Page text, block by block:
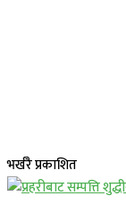
भर्खरै प्रकाशित